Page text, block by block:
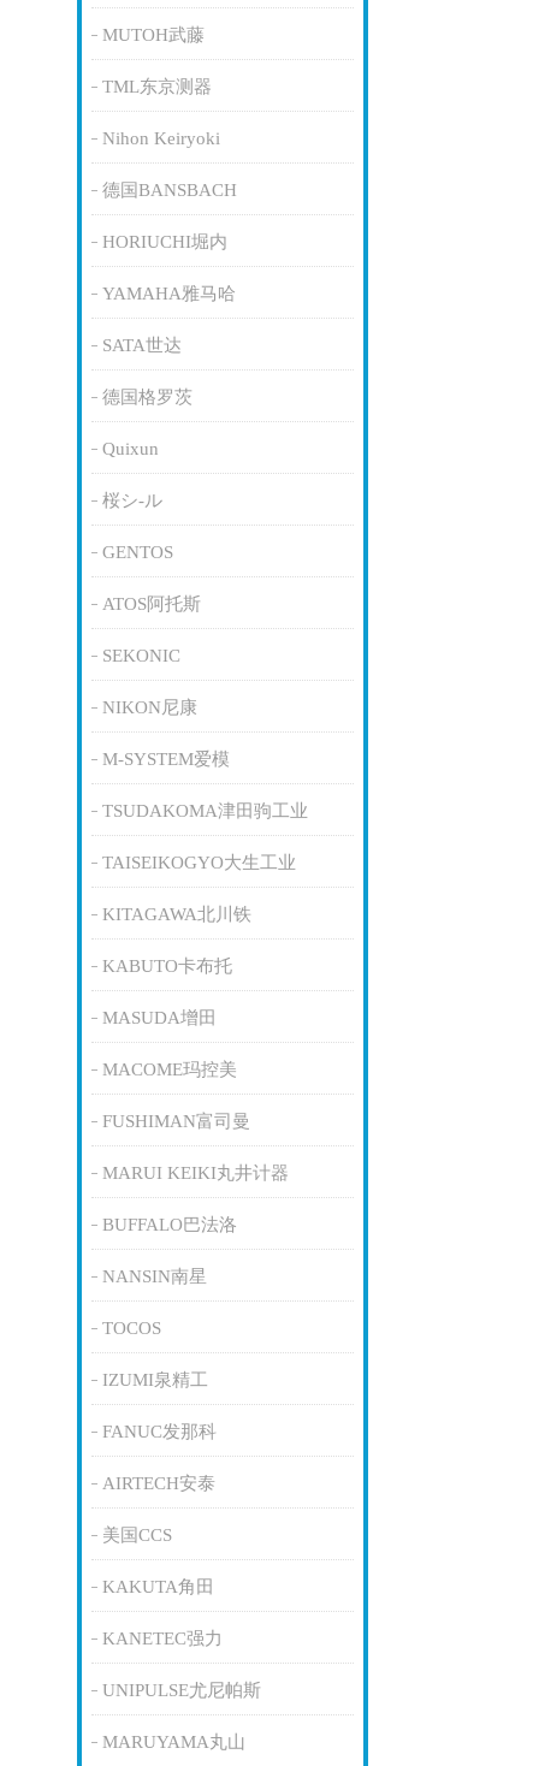
MUTOH武藤
TML东京测器
Nihon Keiryoki
德国BANSBACH
HORIUCHI堀内
YAMAHA雅马哈
SATA世达
德国格罗茨
Quixun
桜シ-ル
GENTOS
ATOS阿托斯
SEKONIC
NIKON尼康
M-SYSTEM爱模
TSUDAKOMA津田驹工业
TAISEIKOGYO大生工业
KITAGAWA北川铁
KABUTO卡布托
MASUDA增田
MACOME玛控美
FUSHIMAN富司曼
MARUI KEIKI丸井计器
BUFFALO巴法洛
NANSIN南星
TOCOS
IZUMI泉精工
FANUC发那科
AIRTECH安泰
美国CCS
KAKUTA角田
KANETEC强力
UNIPULSE尤尼帕斯
MARUYAMA丸山